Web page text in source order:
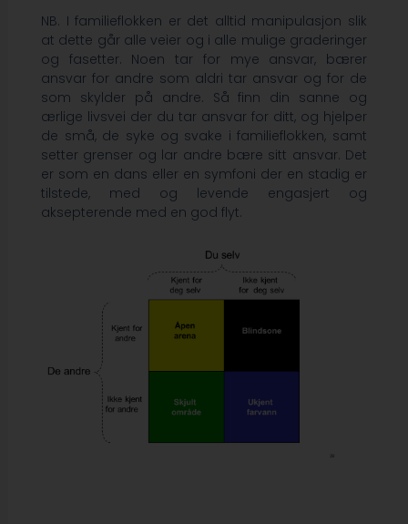
NB. I familieflokken er det alltid manipulasjon slik
at dette går alle veier og i alle mulige graderinger
og fasetter. Noen tar for mye ansvar, bærer
ansvar for andre som aldri tar ansvar og for de
som skylder på andre. Så finn din sanne og
ærlige livsvei der du tar ansvar for ditt, og hjelper
de små, de syke og svake i familieflokken, samt
setter grenser og lar andre bære sitt ansvar. Det
er som en dans eller en symfoni der en stadig er
tilstede, med og levende engasjert og
aksepterende med en god flyt.